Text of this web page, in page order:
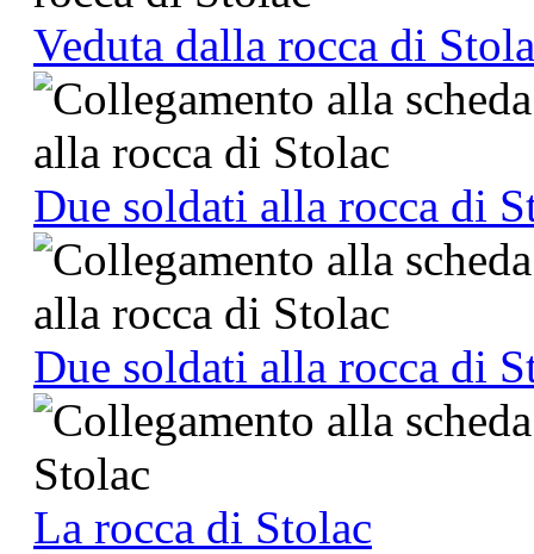
Veduta dalla rocca di
Due soldati alla rocca di
Due soldati alla rocca di
La rocca di Stolac